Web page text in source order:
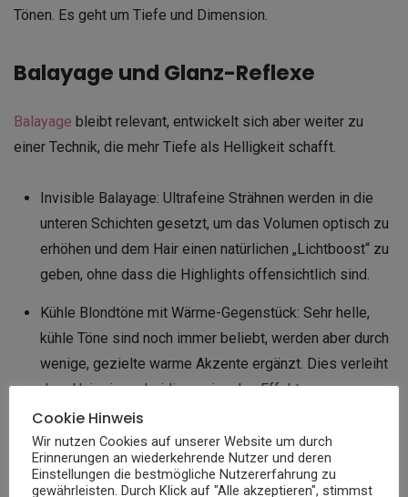
Tönen. Es geht um Tiefe und Dimension.
Balayage und Glanz-Reflexe
Balayage bleibt relevant, entwickelt sich aber weiter zu
einer Technik, die mehr Tiefe als Helligkeit schafft.
Invisible Balayage: Ultrafeine Strähnen werden in die
unteren Schichten gesetzt, um das Volumen optisch zu
erhöhen und dem Hair einen natürlichen „Lichtboost“ zu
geben, ohne dass die Highlights offensichtlich sind.
Kühle Blondtöne mit Wärme-Gegenstück: Sehr helle,
kühle Töne sind noch immer beliebt, werden aber durch
wenige, gezielte warme Akzente ergänzt. Dies verleiht
dem Hair einen dreidimensionalen Effekt.
Cookie Hinweis
Wir nutzen Cookies auf unserer Website um durch
Erinnerungen an wiederkehrende Nutzer und deren
Einstellungen die bestmögliche Nutzererfahrung zu
gewährleisten. Durch Klick auf "Alle akzeptieren", stimmst